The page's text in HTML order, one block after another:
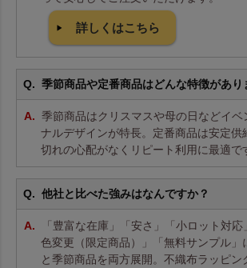
詳しくはこちら
季節商品や定番商品はどんな特徴があり
季節商品はクリスマスや母の日などイベ
ナルデザインが特長。定番商品は安定供
切れの心配がなくリピート利用に最適で
他社と比べた強みはなんですか？
「豊富な在庫」「安さ」「小ロット対
色変更（限定商品）」「無料サンプル」
と季節商品を両方展開。不織布ラッピン